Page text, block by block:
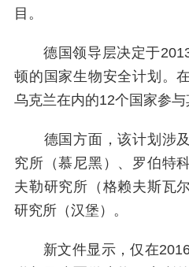
目。
德国领导层决定于2013
顿的国家生物安全计划。
乌克兰在内的12个国家参与
德国方面，该计划涉及
究所（慕尼黑）、罗伯特
夫勒研究所（格赖夫斯瓦
研究所（汉堡）。
新文件显示，仅在2016